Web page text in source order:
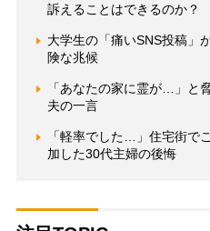
訴えることはできるのか？
大学生の「痛いSNS投稿」
険な兆候
「あなたの家に霊が…」と
夫の一言
「軽率でした…」住宅街で
加した30代主婦の後悔